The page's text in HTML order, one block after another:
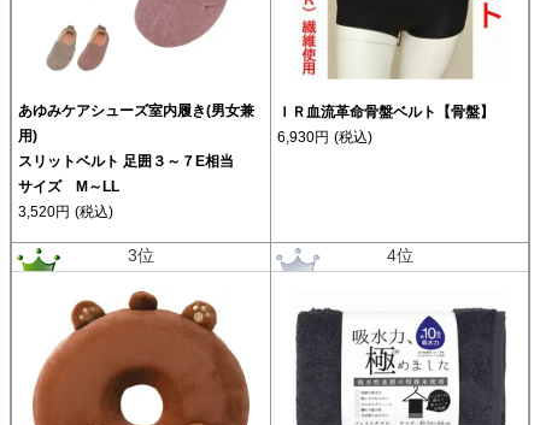
あゆみケアシューズ室内履き(男女兼
用)
スリットベルト 足囲３～７E相当
サイズ M～LL
3,520円 (税込)
ＩＲ血流革命骨盤ベルト【骨盤】
6,930円 (税込)
3位 4位